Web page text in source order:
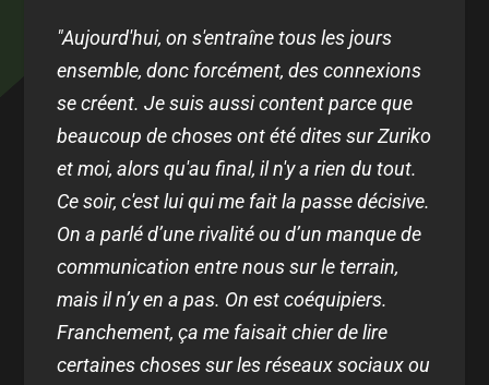
"Aujourd'hui, on s'entraîne tous les jours
ensemble, donc forcément, des connexions
se créent. Je suis aussi content parce que
beaucoup de choses ont été dites sur Zuriko
et moi, alors qu'au final, il n'y a rien du tout.
Ce soir, c'est lui qui me fait la passe décisive.
On a parlé d’une rivalité ou d’un manque de
communication entre nous sur le terrain,
mais il n’y en a pas. On est coéquipiers.
Franchement, ça me faisait chier de lire
certaines choses sur les réseaux sociaux ou